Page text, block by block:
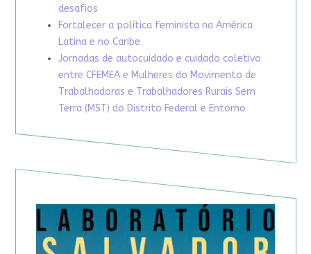
desafios
Fortalecer a política feminista na América
Latina e no Caribe
Jornadas de autocuidado e cuidado coletivo
entre CFEMEA e Mulheres do Movimento de
Trabalhadoras e Trabalhadores Rurais Sem
Terra (MST) do Distrito Federal e Entorno